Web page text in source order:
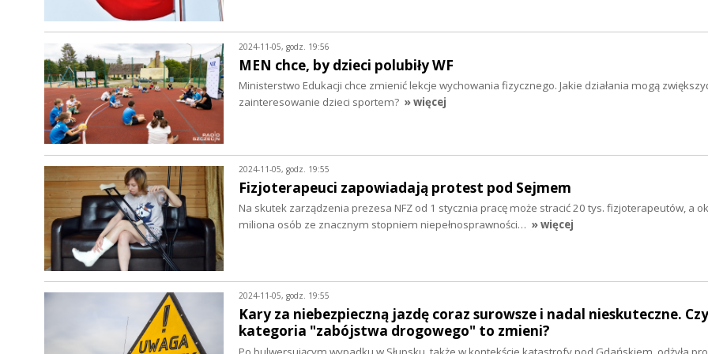
2024-11-05, godz. 19:56
MEN chce, by dzieci polubiły WF
Ministerstwo Edukacji chce zmienić lekcje wychowania fizycznego. Jakie działania mogą
zainteresowanie dzieci sportem? » więcej
2024-11-05, godz. 19:55
Fizjoterapeuci zapowiadają protest pod Sejmem
Na skutek zarządzenia prezesa NFZ od 1 stycznia pracę może stracić 20 tys. fizjoterapeutów, a
miliona osób ze znacznym stopniem niepełnosprawności… » więcej
2024-11-05, godz. 19:55
Kary za niebezpieczną jazdę coraz surowsze i nadal nieskuteczne. Czy
kategoria "zabójstwa drogowego" to zmieni?